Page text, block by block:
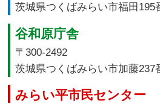
茨城県つくばみらい市福田195
谷和原庁舎
〒300-2492
茨城県つくばみらい市加藤237
みらい平市民センター